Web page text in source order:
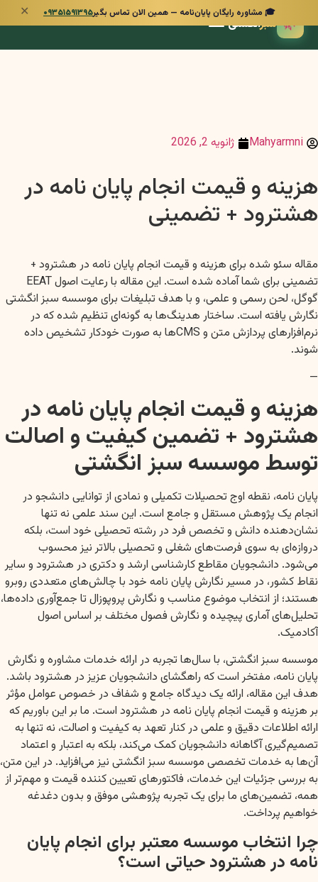
🎓 مشاوره رایگان پایان‌نامه — همین الان تماس بگیر۰۹۳۵۱۵۹۱۳۹۵ ✕
🌿 سبزانگشتی
Mahyarmni ژانویه 2, 2026
هزینه و قیمت انجام پایان نامه در
هشترود + تضمینی
مقاله سئو شده برای هزینه و قیمت انجام پایان نامه در هشترود +
تضمینی برای شما آماده شده است. این مقاله با رعایت اصول EEAT
گوگل، لحن رسمی و علمی، و با هدف تبلیغات برای موسسه سبز انگشتی
نگارش یافته است. ساختار هدینگ‌ها به گونه‌ای تنظیم شده که در
نرم‌افزارهای پردازش متن و CMSها به صورت خودکار تشخیص داده
شوند.
—
هزینه و قیمت انجام پایان نامه در
هشترود + تضمین کیفیت و اصالت
توسط موسسه سبز انگشتی
پایان نامه، نقطه اوج تحصیلات تکمیلی و نمادی از توانایی دانشجو در
انجام یک پژوهش مستقل و جامع است. این سند علمی نه تنها
نشان‌دهنده دانش و تخصص فرد در رشته تحصیلی خود است، بلکه
دروازه‌ای به سوی فرصت‌های شغلی و تحصیلی بالاتر نیز محسوب
می‌شود. دانشجویان مقاطع کارشناسی ارشد و دکتری در هشترود و سایر
نقاط کشور، در مسیر نگارش پایان نامه خود با چالش‌های متعددی روبرو
هستند؛ از انتخاب موضوع مناسب و نگارش پروپوزال تا جمع‌آوری داده‌ها،
تحلیل‌های آماری پیچیده و نگارش فصول مختلف بر اساس اصول
آکادمیک.
موسسه سبز انگشتی، با سال‌ها تجربه در ارائه خدمات مشاوره و نگارش
پایان نامه، مفتخر است که راهگشای دانشجویان عزیز در هشترود باشد.
هدف این مقاله، ارائه یک دیدگاه جامع و شفاف در خصوص عوامل مؤثر
بر هزینه و قیمت انجام پایان نامه در هشترود است. ما بر این باوریم که
ارائه اطلاعات دقیق و علمی در کنار تعهد به کیفیت و اصالت، نه تنها به
تصمیم‌گیری آگاهانه دانشجویان کمک می‌کند، بلکه به اعتبار و اعتماد
آن‌ها به خدمات تخصصی موسسه سبز انگشتی نیز می‌افزاید. در این متن،
به بررسی جزئیات این خدمات، فاکتورهای تعیین کننده قیمت و مهم‌تر از
همه، تضمین‌های ما برای یک تجربه پژوهشی موفق و بدون دغدغه
خواهیم پرداخت.
چرا انتخاب موسسه معتبر برای انجام پایان
نامه در هشترود حیاتی است؟